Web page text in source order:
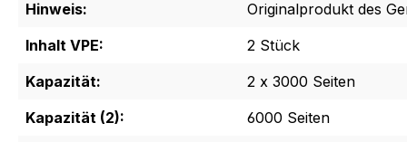
Hinweis:
Originalprodukt des
Inhalt VPE:
2 Stück
Kapazität:
2 x 3000 Seiten
Kapazität (2):
6000 Seiten